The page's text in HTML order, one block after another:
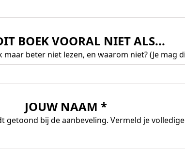
BOEK VOORAL NIET ALS...
maar beter niet lezen, en waarom niet? (Je mag
JOUW NAAM *
getoond bij de aanbeveling. Vermeld je